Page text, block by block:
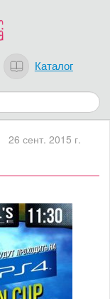
Каталог
26 сент. 2015 г.